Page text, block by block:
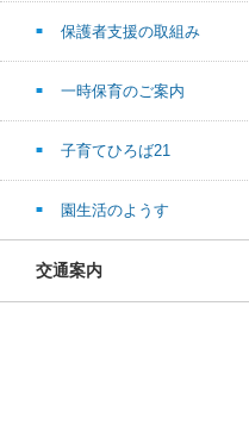
保護者支援の取組み
一時保育のご案内
子育てひろば21
園生活のようす
交通案内